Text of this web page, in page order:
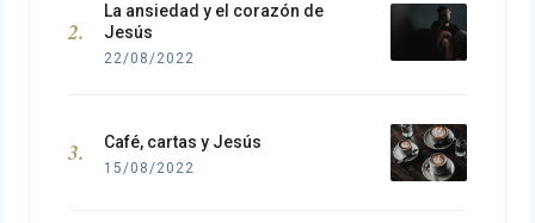
La ansiedad y el corazón de
Jesús
22/08/2022
Café, cartas y Jesús
15/08/2022